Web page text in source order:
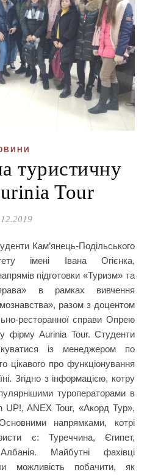
туристичну
Tour
імені Івана Огієнка,
підготовки «Туризм» та
в рамках вивчення
разом з доцентом
ресторанної справи Опрею
фірму Aurinia Tour. Студенти
із менеджером по
цікавого про функціонування
Згідно з інформацією, котру
туроператорами в
UP!, ANEX Tour, «Акорд Тур»,
напрямками, котрі
є: Туреччина, Єгипет,
Майбутні фахівці
можливість побачити, як